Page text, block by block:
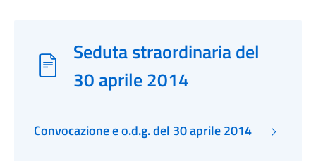
Seduta straordinaria del
30 aprile 2014
Convocazione e o.d.g. del 30 aprile 2014